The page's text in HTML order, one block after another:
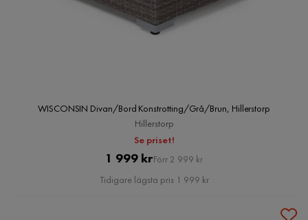
WISCONSIN Divan/Bord Konstrotting/Grå/Brun, Hillerstorp
Hillerstorp
Se priset!
Pris
1 999 krOriginal
Pris
Förr 2 999 kr
Tidigare lägsta pris 1 999 kr